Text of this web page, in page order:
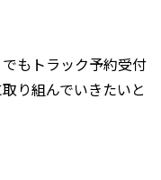
もトラック予約受付
り組んでいきたいと